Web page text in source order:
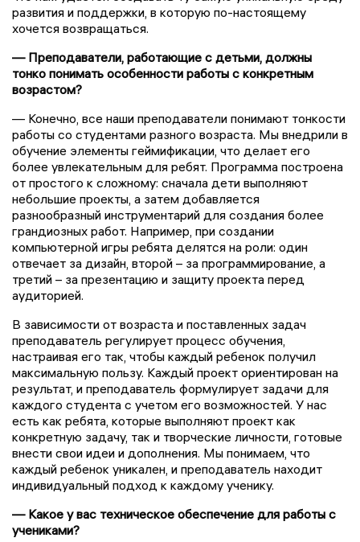
развития и поддержки, в которую по-настоящему
хочется возвращаться.
— Преподаватели, работающие с детьми, должны
тонко понимать особенности работы с конкретным
возрастом?
— Конечно, все наши преподаватели понимают тонкости
работы со студентами разного возраста. Мы внедрили в
обучение элементы геймификации, что делает его
более увлекательным для ребят. Программа построена
от простого к сложному: сначала дети выполняют
небольшие проекты, а затем добавляется
разнообразный инструментарий для создания более
грандиозных работ. Например, при создании
компьютерной игры ребята делятся на роли: один
отвечает за дизайн, второй – за программирование, а
третий – за презентацию и защиту проекта перед
аудиторией.
В зависимости от возраста и поставленных задач
преподаватель регулирует процесс обучения,
настраивая его так, чтобы каждый ребенок получил
максимальную пользу. Каждый проект ориентирован на
результат, и преподаватель формулирует задачи для
каждого студента с учетом его возможностей. У нас
есть как ребята, которые выполняют проект как
конкретную задачу, так и творческие личности, готовые
внести свои идеи и дополнения. Мы понимаем, что
каждый ребенок уникален, и преподаватель находит
индивидуальный подход к каждому ученику.
— Какое у вас техническое обеспечение для работы с
учениками?